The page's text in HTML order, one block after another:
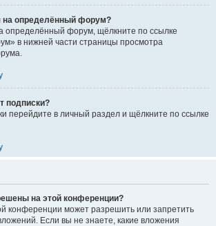
на определённый форум?
определённый форум, щёлкните по ссылке
в нижней части страницы просмотра
подписки?
перейдите в личный раздел и щёлкните по ссылке
на этой конференции?
конференции может разрешить или запретить
Если вы не знаете, какие вложения